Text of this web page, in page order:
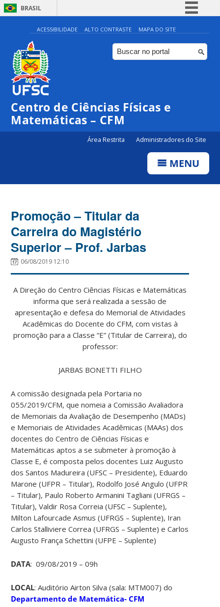
BRASIL
Simplifique!
Comunica BR
Participe
Canais
ACESSIBILIDADE ALTO CONTRASTE MAPA DO SITE
Centro de Ciências Físicas e
Matemáticas – CFM
Área Restrita Administradores do Site
MENU
Promoção – Titular da
Carreira do Magistério
Superior – Prof. Jarbas
06/08/2019 12:10
A Direção do Centro Ciências Físicas e Matemáticas
informa que será realizada a sessão de
apresentação e defesa do Memorial de Atividades
Acadêmicas do Docente do CFM, com vistas à
promoção para a Classe “E” (Titular de Carreira), do
professor:
JARBAS BONETTI FILHO
A comissão designada pela Portaria no
055/2019/CFM, que nomeia a Comissão Avaliadora
de Memoriais da Avaliação de Desempenho (MADs)
e Memoriais de Atividades Acadêmicas (MAAs) dos
docentes do Centro de Ciências Físicas e
Matemáticas aptos a se submeter à promoção à
Classe E, é composta pelos docentes Luiz Augusto
dos Santos Madureira (UFSC – Presidente), Eduardo
Marone (UFPR – Titular), Rodolfo José Angulo (UFPR
– Titular), Paulo Roberto Armanini Tagliani (UFRGS –
Titular), Valdir Rosa Correia (UFSC – Suplente),
Milton Lafourcade Asmus (UFRGS – Suplente), Iran
Carlos Stalliviere Correa (UFRGS – Suplente) e Carlos
Augusto França Schettini (UFPE – Suplente)
DATA: 09/08/2019 – 09h
LOCAL: Auditório Airton Silva (sala: MTM007) do
Departamento de Matemática- CFM